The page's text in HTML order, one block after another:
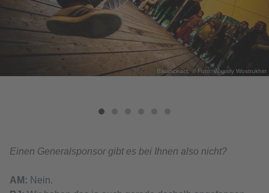
Balanceact; © Foto: Wassily Wostrukhin
Einen Generalsponsor gibt es bei Ihnen also nicht?
АМ: Nein.